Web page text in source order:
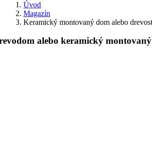
Úvod
Magazín
Keramický montovaný dom alebo
alebo keramický